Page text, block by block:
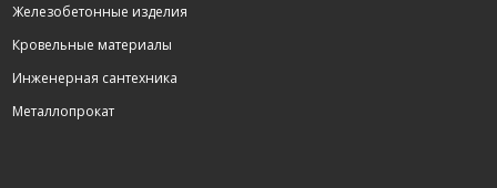
Железобетонные изделия
Кровельные материалы
Инженерная сантехника
Металлопрокат